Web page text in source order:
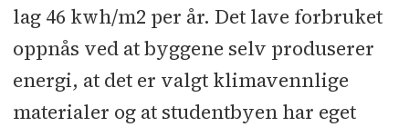
lag 46 kwh/m2 per år. Det lave forbruket
oppnås ved at byggene selv produserer
energi, at det er valgt klimavennlige
materialer og at studentbyen har eget